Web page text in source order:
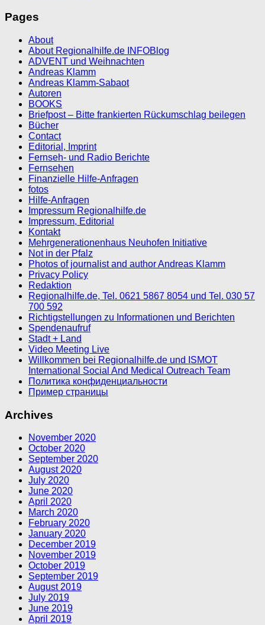
Pages
About
About Regionalhilfe.de INFOBlog
ADVENT und Weihnachten
Andreas Klamm
Andreas Klamm-Sabaot
Autoren
BOOKS
Briefpost – Bitte frankierten Rückumschlag beilegen
Bücher
Contact
Editorial, Imprint
Fernseh- und Radio Berichte
Fernsehen
Finanzielle Hilfe-Anfragen
fotos
Hilfe-Anfragen
Impressum Regionalhilfe.de
Impressum, Editorial
Kontakt
Mehrgenerationenhaus Neuhofen Initiative
Not in der Pfalz
Photos of journalist and author Andreas Klamm
Privacy Policy
Redaktion
Regionalhilfe.de, Tel. 0621 5867 8054 und Tel. 030 57
700 592
Richtigstellungen zu Informationen und Berichten
Spendenaufruf
Stadt + Land
Video Meeting Live
Willkommen bei Regionalhilfe.de und ISMOT
International Social And Medical Outreach Team
Политика конфиденциальности
Пример страницы
Archives
November 2020
October 2020
September 2020
August 2020
July 2020
June 2020
April 2020
March 2020
February 2020
January 2020
December 2019
November 2019
October 2019
September 2019
August 2019
July 2019
June 2019
April 2019